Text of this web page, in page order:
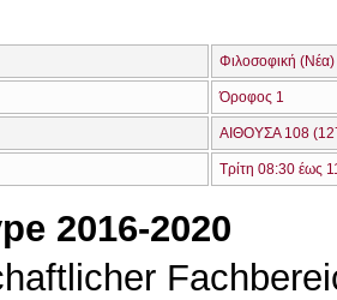
Φιλοσοφική (Νέα)
Όροφος 1
ΑΙΘΟΥΣΑ 108
Τρίτη 08:30 έως
2016-2020